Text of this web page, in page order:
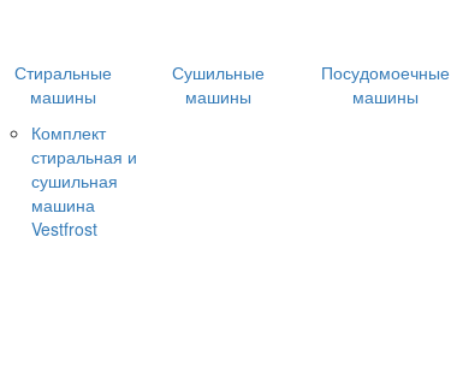
Стиральные
машины
Комплект
стиральная и
сушильная
машина
Vestfrost
Сушильные
машины
Посудомоечные
машины